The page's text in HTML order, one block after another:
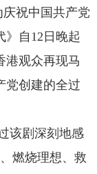
祝中国共产党
》自12日晚起
港观众再现马
党创建的全过
剧深刻地感
燃烧理想、救